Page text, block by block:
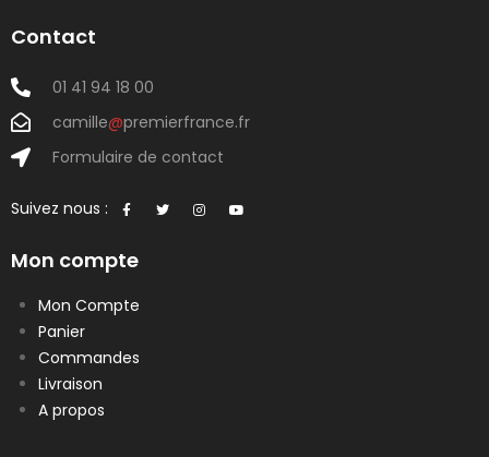
Contact
01 41 94 18 00
camille@premierfrance.fr
Formulaire de contact
Suivez nous :
Mon compte
Mon Compte
Panier
Commandes
Livraison
A propos